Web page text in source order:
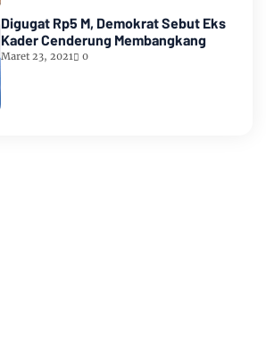
Digugat Rp5 M, Demokrat Sebut Eks
Kader Cenderung Membangkang
Maret 23, 2021 0